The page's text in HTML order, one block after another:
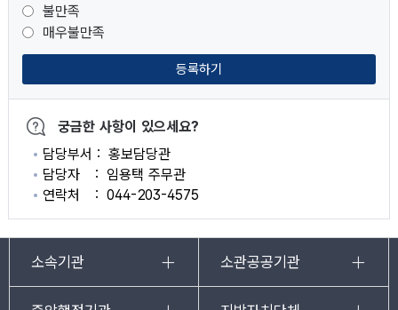
불만족
매우불만족
등록하기
궁금한 사항이 있으세요?
담당부서
홍보담당관
담당자
임용택 주무관
연락처
044-203-4575
소속기관 소관공공기관